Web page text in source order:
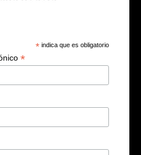
* indica que es obligatorio
*